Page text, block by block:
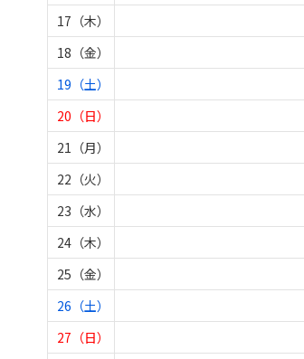
17（木）
18（金）
19（土）
20（日）
21（月）
22（火）
23（水）
24（木）
25（金）
26（土）
27（日）